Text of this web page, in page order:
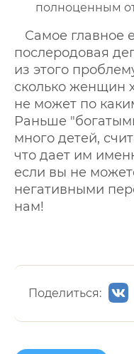
полноценным
Самое главное
послеродовая
из этого
сколько женщин
не может по
Раньше
много детей,
что дает им
если вы не
негативными
нам!
Поделиться: